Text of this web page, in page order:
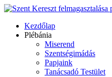
Kezdőlap
Plébánia
Miserend
Szentségimádás
Papjaink
Tanácsadó Testület